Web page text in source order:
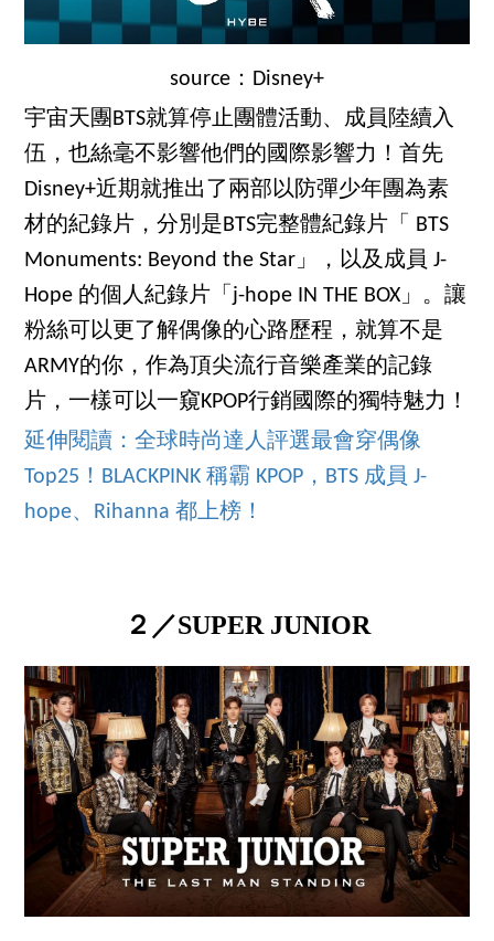
source：Disney+
宇宙天團BTS就算停止團體活動、成員陸續入
伍，也絲毫不影響他們的國際影響力！首先
Disney+近期就推出了兩部以防彈少年團為素
材的紀錄片，分別是BTS完整體紀錄片「 BTS
Monuments: Beyond the Star」，以及成員 J-
Hope 的個人紀錄片「j-hope IN THE BOX」。讓
粉絲可以更了解偶像的心路歷程，就算不是
ARMY的你，作為頂尖流行音樂產業的記錄
片，一樣可以一窺KPOP行銷國際的獨特魅力！
延伸閱讀：全球時尚達人評選最會穿偶像
Top25！BLACKPINK 稱霸 KPOP，BTS 成員 J-
hope、Rihanna 都上榜！
２／SUPER JUNIOR